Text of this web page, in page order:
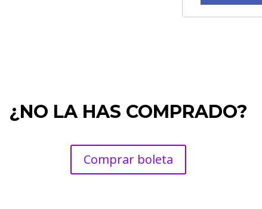
¿NO LA HAS COMPRADO?
Comprar boleta